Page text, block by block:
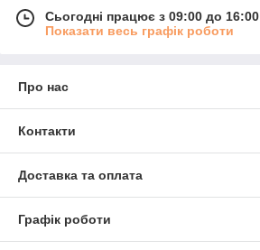
Сьогодні працює з 09:00 до 16:00
Показати весь графік роботи
Про нас
Контакти
Доставка та оплата
Графік роботи